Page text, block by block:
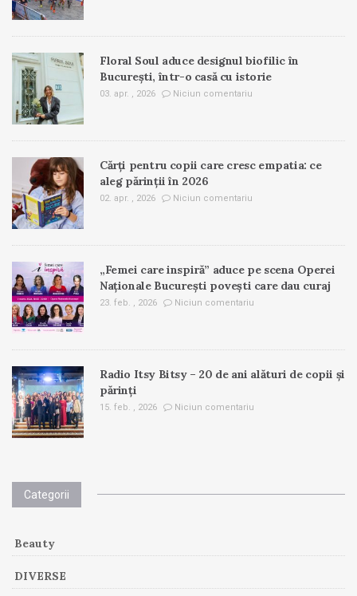
Floral Soul aduce designul biofilic în
București, într-o casă cu istorie
03. apr. , 2026 Niciun comentariu
Cărți pentru copii care cresc empatia: ce
aleg părinții în 2026
02. apr. , 2026 Niciun comentariu
„Femei care inspiră” aduce pe scena Operei
Naționale București povești care dau curaj
23. feb. , 2026 Niciun comentariu
Radio Itsy Bitsy – 20 de ani alături de copii și
părinți
15. feb. , 2026 Niciun comentariu
Categorii
Beauty
DIVERSE